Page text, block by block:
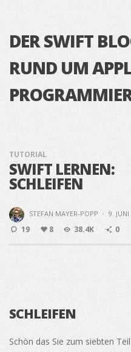
DER SWIFT
RUND UM
TUTORIAL
SWIFT LERNEN:
SCHLEIFEN
STEFAN MAYER-POPP · 9.
19 8 38.4K 0
SCHLEIFEN
Schön das Sie zum siebten